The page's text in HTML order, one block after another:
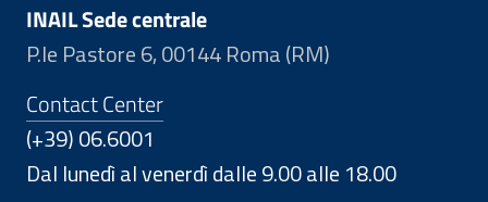
INAIL Sede centrale
P.le Pastore 6, 00144 Roma (RM)
Contact Center
(+39) 06.6001
Dal lunedì al venerdì dalle 9.00 alle 18.00